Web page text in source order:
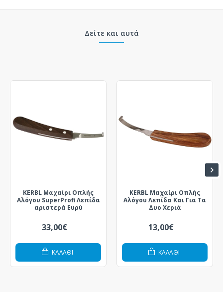
Δείτε και αυτά
KERBL Μαχαίρι Οπλής
Αλόγου SuperProfi Λεπίδα
αριστερά Ευρύ
33,00€
ΚΑΛΆΘΙ
KERBL Μαχαίρι Οπλής
Αλόγου Λεπίδα Και Για Τα
Δυο Χεριά
13,00€
ΚΑΛΆΘΙ